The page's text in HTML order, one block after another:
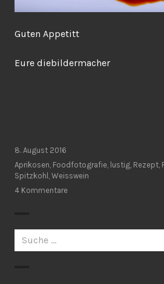
Guten Appetitt
Eure diebildermacher
8. August 2016
Aprikosen, Foodfotografie, lustig, Rezept,
Spitzkohl , Weisswein
4 Kommentare
Suche
nach: